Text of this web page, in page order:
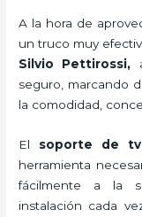
A la hora de
un truco muy
Silvio Pettirossi,
seguro, marcando
la comodidad,
El soporte de
herramienta
fácilmente a la
instalación cada